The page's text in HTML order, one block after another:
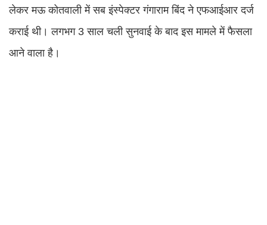
लेकर मऊ कोतवाली में सब इंस्पेक्टर गंगाराम बिंद ने एफआईआर दर्ज
कराई थी। लगभग 3 साल चली सुनवाई के बाद इस मामले में फैसला
आने वाला है।